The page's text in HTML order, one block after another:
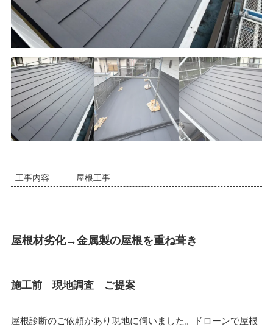
工事内容 屋根工事
屋根材劣化→金属製の屋根を重ね葺き
施工前 現地調査 ご提案
屋根診断のご依頼があり現地に伺いました。ドローンで屋根